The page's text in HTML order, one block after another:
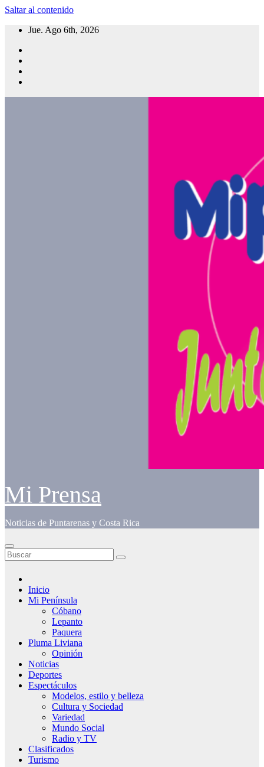
Saltar al contenido
Jue. Ago 6th, 2026
Mi Prensa
Noticias de Puntarenas y Costa Rica
Inicio
Mi Península
Cóbano
Lepanto
Paquera
Pluma Liviana
Opinión
Noticias
Deportes
Espectáculos
Modelos, estilo y belleza
Cultura y Sociedad
Variedad
Mundo Social
Radio y TV
Clasificados
Turismo